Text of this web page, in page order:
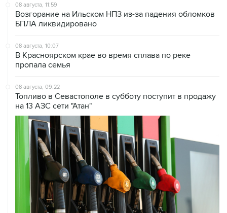
08 августа, 11:59
Возгорание на Ильском НПЗ из-за падения обломков
БПЛА ликвидировано
08 августа, 10:07
В Красноярском крае во время сплава по реке
пропала семья
08 августа, 09:22
Топливо в Севастополе в субботу поступит в продажу
на 13 АЗС сети "Атан"